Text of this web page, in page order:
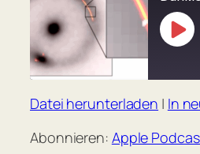
Play
Apple Podcasts
RSS FEED
TEILEN
LINK
Datei herunterladen | In
Abonnieren: Apple